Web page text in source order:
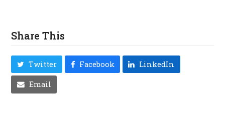
Share This
Twitter Facebook LinkedIn
Email